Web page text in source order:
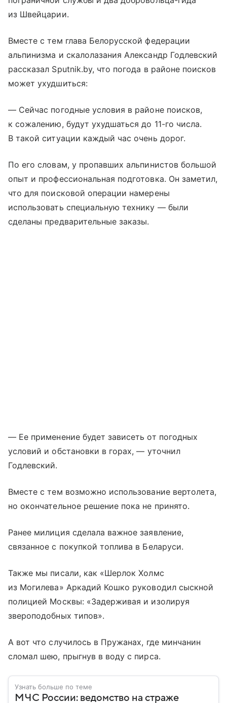
из Швейцарии.
Вместе с тем глава Белорусской федерации
альпинизма и скалолазания Александр Годлевский
рассказал Sputnik.by, что погода в районе поисков
может ухудшиться:
— Сейчас погодные условия в районе поисков,
к сожалению, будут ухудшаться до 11-го числа.
В такой ситуации каждый час очень дорог.
По его словам, у пропавших альпинистов большой
опыт и профессиональная подготовка. Он заметил,
что для поисковой операции намерены
использовать специальную технику — были
сделаны предварительные заказы.
— Ее применение будет зависеть от погодных
условий и обстановки в горах, — уточнил
Годлевский.
Вместе с тем возможно использование вертолета,
но окончательное решение пока не принято.
Ранее милиция сделала важное заявление,
связанное с покупкой топлива в Беларуси.
Также мы писали, как «Шерлок Холмс
из Могилева» Аркадий Кошко руководил сыскной
полицией Москвы: «Задерживая и изолируя
звероподобных типов».
А вот что случилось в Пружанах, где минчанин
сломал шею, прыгнув в воду с пирса.
Узнать больше по теме
МЧС России: ведомство на страже